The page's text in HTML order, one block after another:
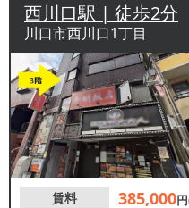
西川口駅 | 徒歩2分
川口市西川口1丁目
賃料 385,000